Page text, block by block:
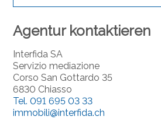
Agentur kontaktieren
Interfida SA
Servizio mediazione
Corso San Gottardo 35
6830 Chiasso
Tel.091 695 03 33
immobili@interfida.ch